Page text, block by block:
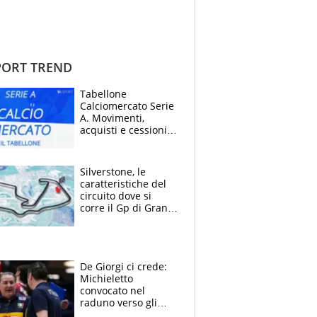
TREND
Tabellone
Calciomercato Serie
A. Movimenti,
acquisti e cessioni:
Silverstone, le
caratteristiche del
circuito dove si
corre il Gp di Gran
De Giorgi ci crede:
Michieletto
convocato nel
raduno verso gli